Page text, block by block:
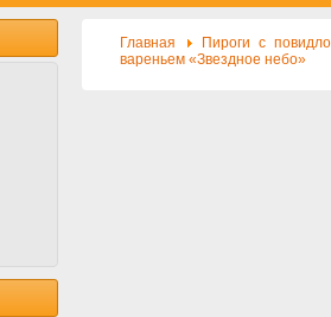
Главная
Пироги с
вареньем «Звездное небо»